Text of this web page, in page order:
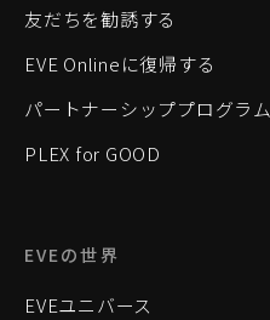
友だちを勧誘する
EVE Onlineに復帰する
パートナーシッププログラム
PLEX for GOOD
EVEの世界
EVEユニバース